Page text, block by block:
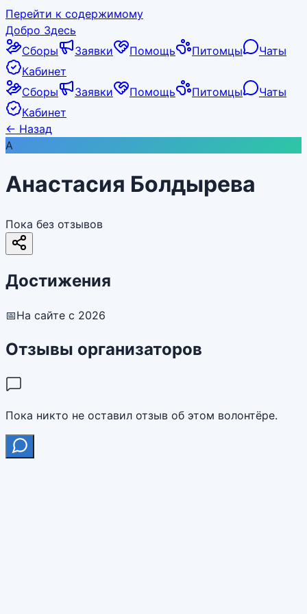
Перейти к содержимому
Добро Здесь
Сборы
Заявки Помощь Питомцы
Чаты
Кабинет
Сборы
Заявки Помощь Питомцы
Чаты
Кабинет
← Назад
А
Анастасия Болдырева
Пока без отзывов
Достижения
📅На сайте с 2026
Отзывы организаторов
Пока никто не оставил отзыв об этом волонтёре.